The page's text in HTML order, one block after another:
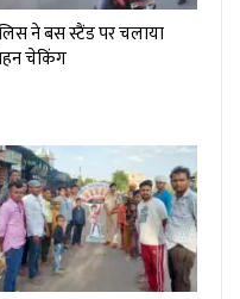
ने बस स्टैंड पर चलाया
चेकिंग